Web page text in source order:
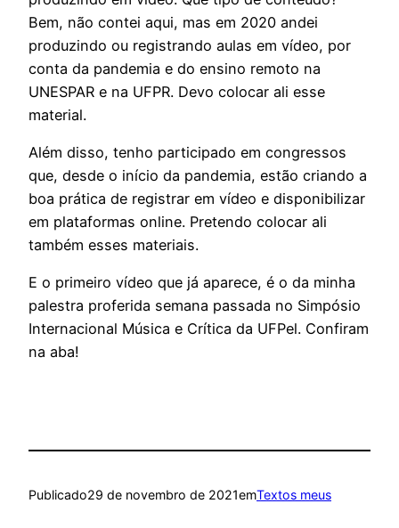
Bem, não contei aqui, mas em 2020 andei
produzindo ou registrando aulas em vídeo, por
conta da pandemia e do ensino remoto na
UNESPAR e na UFPR. Devo colocar ali esse
material.
Além disso, tenho participado em congressos
que, desde o início da pandemia, estão criando a
boa prática de registrar em vídeo e disponibilizar
em plataformas online. Pretendo colocar ali
também esses materiais.
E o primeiro vídeo que já aparece, é o da minha
palestra proferida semana passada no Simpósio
Internacional Música e Crítica da UFPel. Confiram
na aba!
Publicado29 de novembro de 2021emTextos meus